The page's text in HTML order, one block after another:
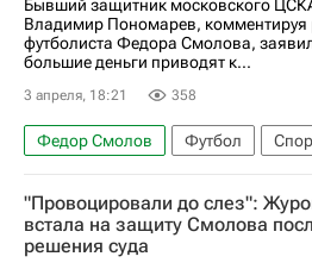
Бывший защитник московского
Владимир Пономарев, комментируя
футболиста Федора Смолова,
большие деньги приводят к...
3 апреля, 18:21 358
Федор Смолов Футбол
Владимир Пономарев
ПФК
"Провоцировали до слез":
встала на защиту Смолова
решения суда